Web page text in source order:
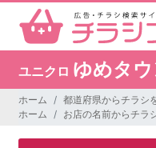
ユニクロ ゆめタ
ホーム 都道府県からチラシ
ホーム
お店の名前からチラ